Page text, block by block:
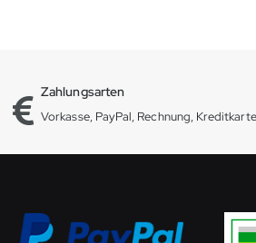
Zahlungsarten
Vorkasse, PayPal, Rechnung, Kreditkarte